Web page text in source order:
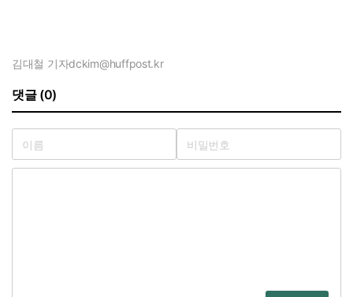
김대철 기자dckim@huffpost.kr
댓글 (0)